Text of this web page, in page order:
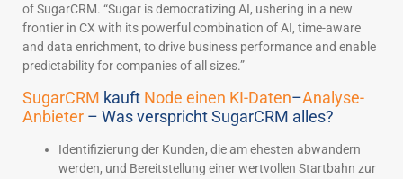
of SugarCRM. “Sugar is democratizing AI, ushering in a new
frontier in CX with its powerful combination of AI, time-aware
and data enrichment, to drive business performance and enable
predictability for companies of all sizes.”
SugarCRM kauft Node einen KI-Daten–Analyse-
Anbieter – Was verspricht SugarCRM alles?
Identifizierung der Kunden, die am ehesten abwandern
werden, und Bereitstellung einer wertvollen Startbahn zur